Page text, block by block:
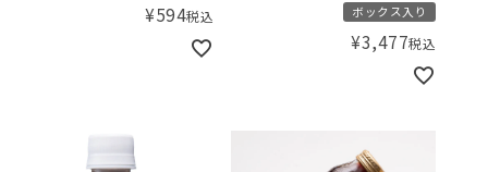
¥594税込 ボックス入り
¥3,477税込